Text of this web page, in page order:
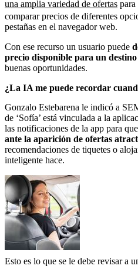
una amplia variedad de ofertas para
comparar precios de diferentes
pestañas en el navegador web.
Con ese recurso un usuario puede
precio disponible para un destino
buenas oportunidades.
¿La IA me puede recordar
Gonzalo Estebarena le indicó a
de ‘Sofía’ está vinculada a la
las notificaciones de la app para que
ante la aparición de ofertas
recomendaciones de tiquetes o
inteligente hace.
Esto es lo que se le debe revisar a